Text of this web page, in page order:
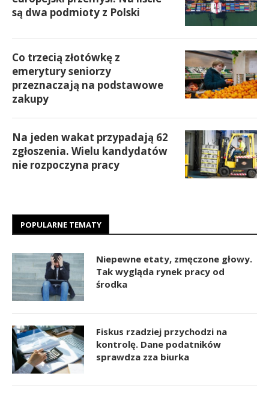
są dwa podmioty z Polski
Co trzecią złotówkę z
emerytury seniorzy
przeznaczają na podstawowe
zakupy
Na jeden wakat przypadają 62
zgłoszenia. Wielu kandydatów
nie rozpoczyna pracy
POPULARNE TEMATY
Niepewne etaty, zmęczone głowy.
Tak wygląda rynek pracy od
środka
Fiskus rzadziej przychodzi na
kontrolę. Dane podatników
sprawdza zza biurka